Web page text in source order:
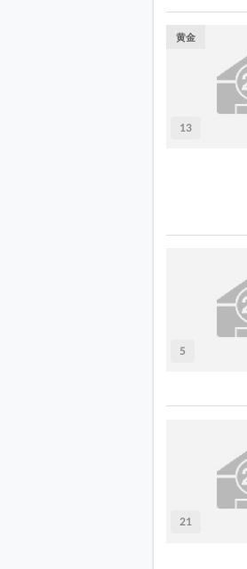
13
黄金
5
21